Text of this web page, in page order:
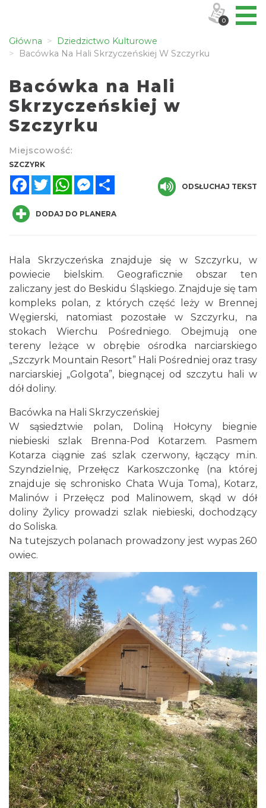
Główna
Dziedzictwo Kulturowe
Bacówka Na Hali Skrzyczeńskiej W Szczyrku
Bacówka na Hali
Skrzyczeńskiej w
Szczyrku
Miejscowość:
SZCZYRK
FacebookTwitterWhatsAppMessenger
ODSŁUCHAJ TEKST
DODAJ DO PLANERA
Hala Skrzyczeńska znajduje się w Szczyrku, w
powiecie bielskim. Geograficznie obszar ten
zaliczany jest do Beskidu Śląskiego. Znajduje się tam
kompleks polan, z których część leży w Brennej
Węgierski, natomiast pozostałe w Szczyrku, na
stokach Wierchu Pośredniego. Obejmują one
tereny leżące w obrębie ośrodka narciarskiego
„Szczyrk Mountain Resort” Hali Pośredniej oraz trasy
narciarskiej „Golgota”, biegnącej od szczytu hali w
dół doliny.
Bacówka na Hali Skrzyczeńskiej
W sąsiedztwie polan, Doliną Hołcyny biegnie
niebieski szlak Brenna-Pod Kotarzem. Pasmem
Kotarza ciągnie zaś szlak czerwony, łączący m.in.
Szyndzielnię, Przełęcz Karkoszczonkę (na której
znajduje się schronisko Chata Wuja Toma), Kotarz,
Malinów i Przełęcz pod Malinowem, skąd w dół
doliny Żylicy prowadzi szlak niebieski, dochodzący
do Soliska.
Na tutejszych polanach prowadzony jest wypas 260
owiec.
0